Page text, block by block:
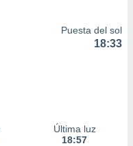
Puesta del sol
18:33
Última luz
18:57